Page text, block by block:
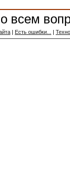
всем
| Есть ошибки... |